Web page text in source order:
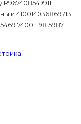
410014036869713
7400 1198 5987